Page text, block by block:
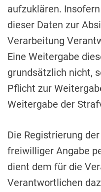
aufzuklären.
dieser Daten zur
Verarbeitung
Eine Weitergabe
grundsätzlich nicht,
Pflicht zur
Weitergabe der
Die Registrierung
freiwilliger Angabe
dient dem für die
Verantwortlichen